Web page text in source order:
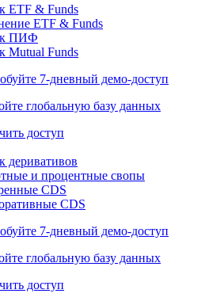
глобальную базу данных
доступ
ETF & Funds
Mutual Funds
7-дневный
глобальную базу данных
доступ
и процентные свопы
CDS
7-дневный